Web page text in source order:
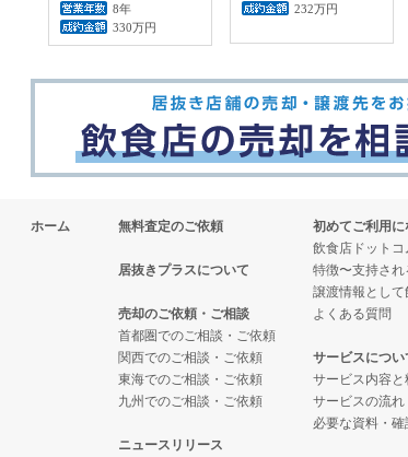
8年
330万円
232万円
ホーム 無料査定のご依頼
居抜きプラスについて
売却のご依頼・ご相談
首都圏でのご相談・ご依頼
関西でのご相談・ご依頼
東海でのご相談・ご依頼
九州でのご相談・ご依頼
ニュースリリース
初めてご利用に
飲食店ドット
特徴〜支持さ
譲渡情報とし
よくある質問
サービスについ
サービス内容
サービスの流れ
必要な資料・確